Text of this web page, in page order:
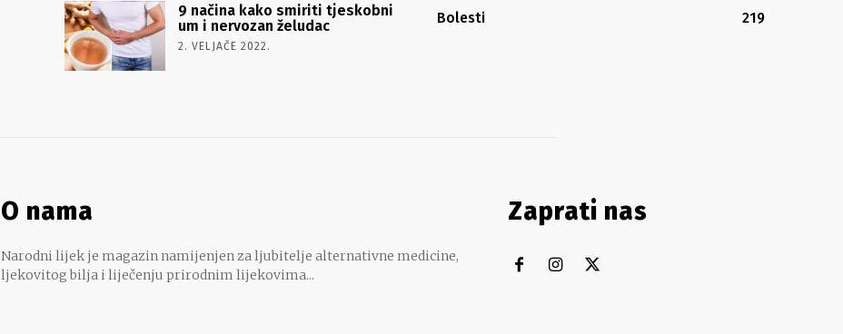
9 načina kako smiriti tjeskobni
um i nervozan želudac
2. VELJAČE 2022.
Bolesti
219
O nama
Narodni lijek je magazin namijenjen za ljubitelje alternativne medicine,
ljekovitog bilja i liječenju prirodnim lijekovima...
Zaprati nas